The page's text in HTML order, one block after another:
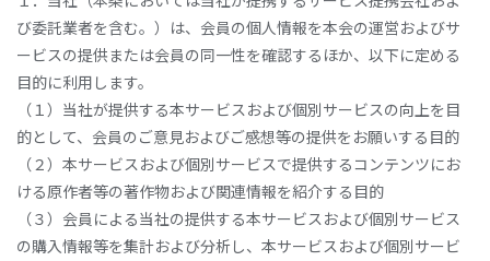
び委託業者を含む。）は、会員の個人情報を本会の運営およびサ
ービスの提供または会員の同一性を確認するほか、以下に定める
目的に利用します。
（１）当社が提供する本サービスおよび個別サービスの向上を目
的として、会員のご意見およびご感想等の提供をお願いする目的
（２）本サービスおよび個別サービスで提供するコンテンツにお
ける原作者等の著作物および関連情報を紹介する目的
（３）会員による当社の提供する本サービスおよび個別サービス
の購入情報等を集計および分析し、本サービスおよび個別サービ